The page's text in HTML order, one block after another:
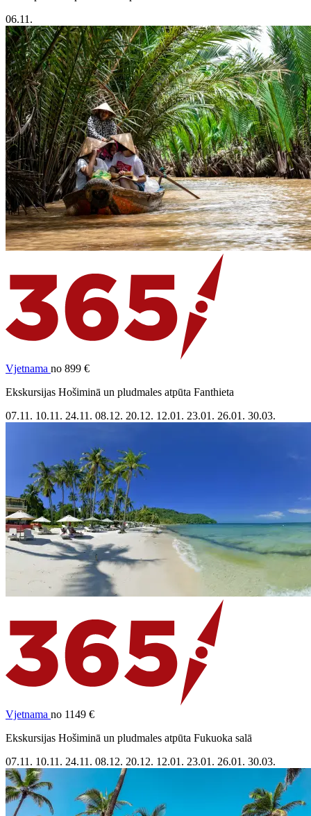
06.11.
Vjetnama no 899 €
Ekskursijas Hošiminā un pludmales atpūta Fanthieta
07.11. 10.11. 24.11. 08.12. 20.12. 12.01. 23.01. 26.01. 30.03.
Vjetnama no 1149 €
Ekskursijas Hošiminā un pludmales atpūta Fukuoka salā
07.11. 10.11. 24.11. 08.12. 20.12. 12.01. 23.01. 26.01. 30.03.